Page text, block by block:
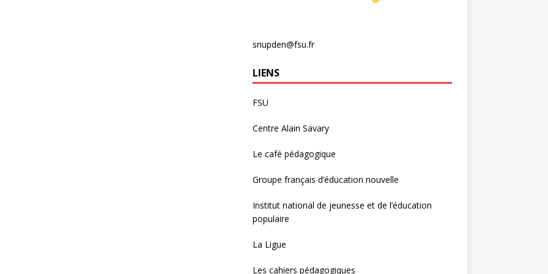
snupden@fsu.fr
LIENS
FSU
Centre Alain Savary
Le café pédagogique
Groupe français d’éducation nouvelle
Institut national de jeunesse et de l’éducation
populaire
La Ligue
Les cahiers pédagogiques